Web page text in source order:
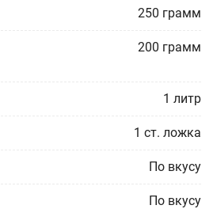
250 грамм
200 грамм
1 литр
1 ст. ложка
По вкусу
По вкусу